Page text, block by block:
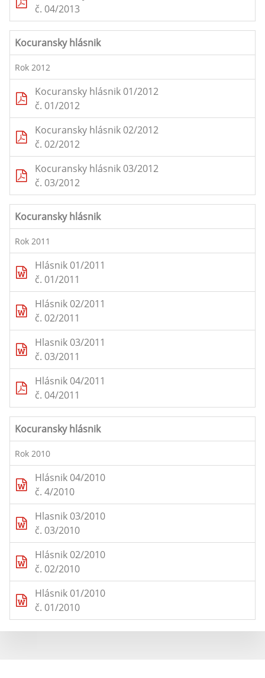
č. 04/2013
Kocuransky hlásnik
Rok 2012
Kocuransky hlásnik 01/2012
č. 01/2012
Kocuransky hlásnik 02/2012
č. 02/2012
Kocuransky hlásnik 03/2012
č. 03/2012
Kocuransky hlásnik
Rok 2011
Hlásnik 01/2011
č. 01/2011
Hlásnik 02/2011
č. 02/2011
Hlasnik 03/2011
č. 03/2011
Hlásnik 04/2011
č. 04/2011
Kocuransky hlásnik
Rok 2010
Hlásnik 04/2010
č. 4/2010
Hlasnik 03/2010
č. 03/2010
Hlásnik 02/2010
č. 02/2010
Hlásnik 01/2010
č. 01/2010